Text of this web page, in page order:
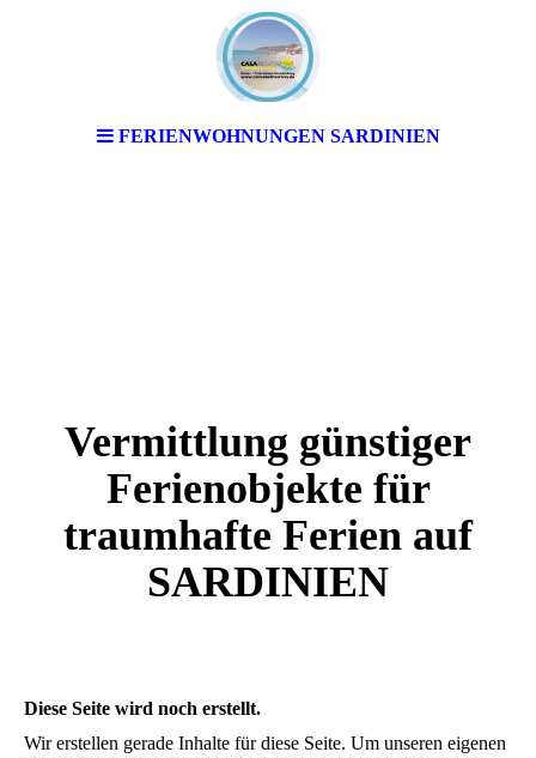
FERIENWOHNUNGEN SARDINIEN
Vermittlung günstiger
Ferienobjekte für
traumhafte Ferien auf
SARDINIEN
Diese Seite wird noch erstellt.
Wir erstellen gerade Inhalte für diese Seite. Um unseren eigenen